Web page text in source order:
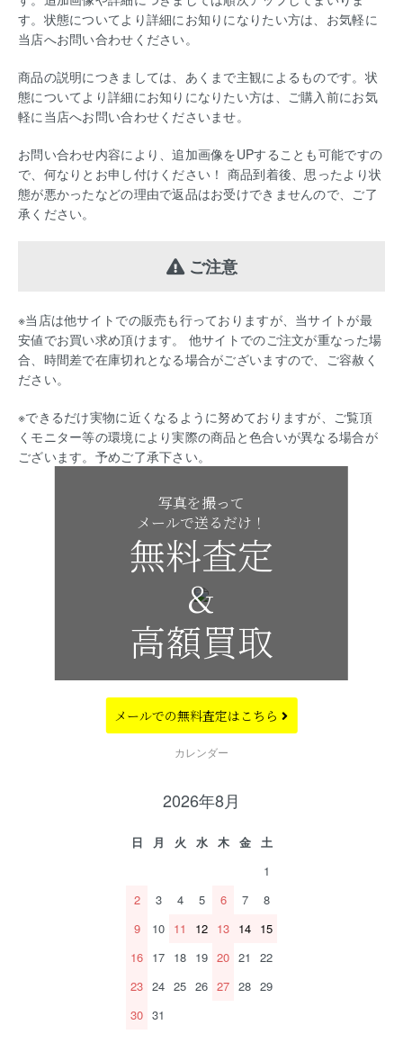
す。状態についてより詳細にお知りになりたい方は、お気軽に
当店へお問い合わせください。
商品の説明につきましては、あくまで主観によるものです。状
態についてより詳細にお知りになりたい方は、ご購入前にお気
軽に当店へお問い合わせくださいませ。
お問い合わせ内容により、追加画像をUPすることも可能ですの
で、何なりとお申し付けください！ 商品到着後、思ったより状
態が悪かったなどの理由で返品はお受けできませんので、ご了
承ください。
ご注意
※当店は他サイトでの販売も行っておりますが、当サイトが最
安値でお買い求め頂けます。 他サイトでのご注文が重なった場
合、時間差で在庫切れとなる場合がございますので、ご容赦く
ださい。
※できるだけ実物に近くなるように努めておりますが、ご覧頂
くモニター等の環境により実際の商品と色合いが異なる場合が
ございます。予めご了承下さい。
写真を撮って
メールで送るだけ！
無料査定
&
高額買取
メールでの無料査定はこちら
CALENDAR
カレンダー
2026年8月
日 月 火 水 木 金
土
1
2
3 4 5 6 7
8
9
10 11 12 13 14 15
16 17 18 19 20 21
22
23 24 25 26 27 28 29
30 31